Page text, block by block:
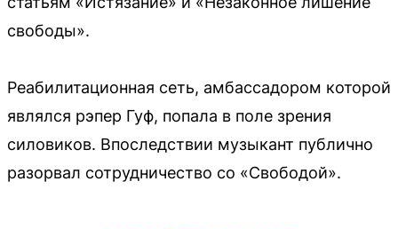
свободы».
Реабилитационная сеть, амбассадором которой
являлся рэпер Гуф, попала в поле зрения
силовиков. Впоследствии музыкант публично
разорвал сотрудничество со «Свободой».